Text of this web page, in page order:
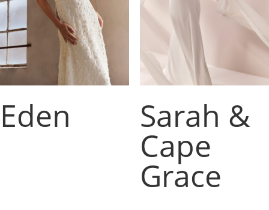
Eden Sarah &
Cape
Grace